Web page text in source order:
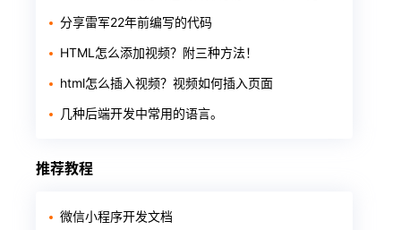
分享雷军22年前编写的代码
HTML怎么添加视频？附三种方法！
html怎么插入视频？视频如何插入页面
几种后端开发中常用的语言。
推荐教程
微信小程序开发文档